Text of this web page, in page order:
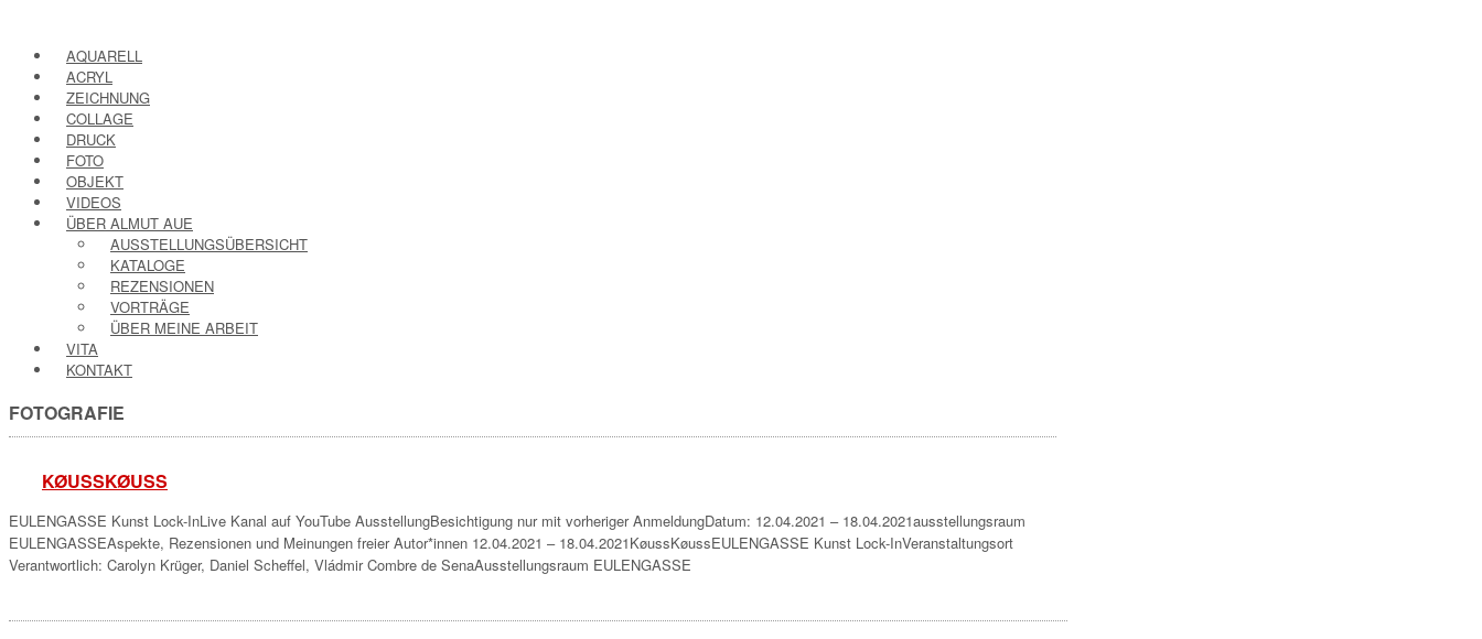
AQUARELL
ACRYL
ZEICHNUNG
COLLAGE
DRUCK
FOTO
OBJEKT
VIDEOS
ÜBER ALMUT AUE
AUSSTELLUNGSÜBERSICHT
KATALOGE
REZENSIONEN
VORTRÄGE
ÜBER MEINE ARBEIT
VITA
KONTAKT
FOTOGRAFIE
KØUSSKØUSS
EULENGASSE Kunst Lock-InLive Kanal auf YouTube AusstellungBesichtigung nur mit vorheriger AnmeldungDatum: 12.04.2021 – 18.04.2021ausstellungsraum
EULENGASSEAspekte, Rezensionen und Meinungen freier Autor*innen 12.04.2021 – 18.04.2021KøussKøussEULENGASSE Kunst Lock-InVeranstaltungsort
Verantwortlich: Carolyn Krüger, Daniel Scheffel, Vládmir Combre de SenaAusstellungsraum EULENGASSE